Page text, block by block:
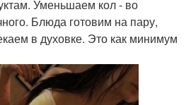
Уменьшаем кол - во
Блюда готовим на пару,
в духовке. Это как минимум